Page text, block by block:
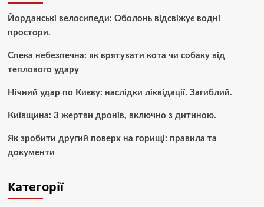
Йорданські велосипеди: Оболонь відсвіжує водні
простори.
Спека небезпечна: як врятувати кота чи собаку від
теплового удару
Нічний удар по Києву: наслідки ліквідації. Загиблий.
Київщина: 3 жертви дронів, включно з дитиною.
Як зробити другий поверх на горищі: правила та
документи
Категорії